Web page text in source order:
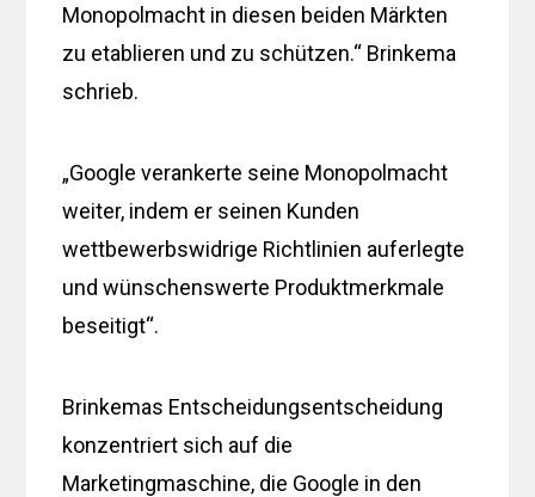
Monopolmacht in diesen beiden Märkten
zu etablieren und zu schützen.“ Brinkema
schrieb.
„Google verankerte seine Monopolmacht
weiter, indem er seinen Kunden
wettbewerbswidrige Richtlinien auferlegte
und wünschenswerte Produktmerkmale
beseitigt“.
Brinkemas Entscheidungsentscheidung
konzentriert sich auf die
Marketingmaschine, die Google in den